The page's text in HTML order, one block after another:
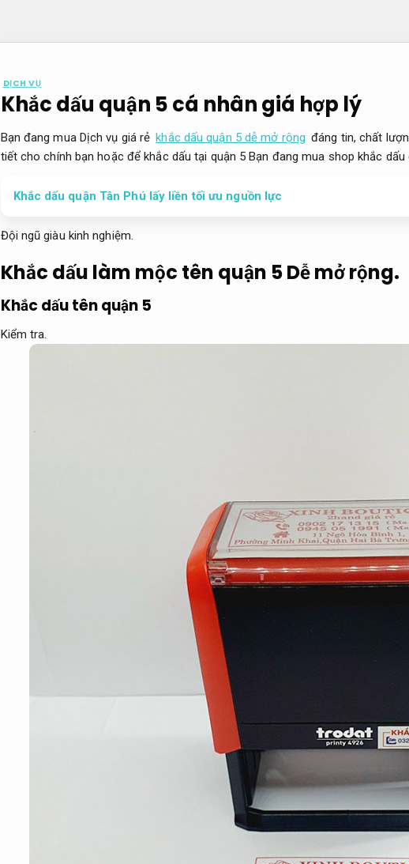
DỊCH VỤ
Khắc dấu quận 5 cá nhân giá hợp lý
Bạn đang mua Dịch vụ giá rẻ khắc dấu quận 5 dễ mở rộng đáng tin, chất
tiết cho chính bạn hoặc để khắc dấu tại quận 5 Bạn đang mua shop khắc dấu
Khắc dấu quận Tân Phú lấy liền tối ưu nguồn lực
Đội ngũ giàu kinh nghiệm.
Khắc dấu làm mộc tên quận 5Dễ mở rộng.
Khắc dấu tên quận 5
Kiểm tra.